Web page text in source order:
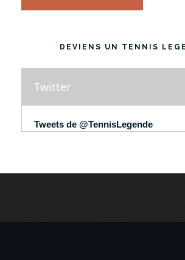
DEVIENS UN TENNIS
Twitter
Tweets de @TennisLegende